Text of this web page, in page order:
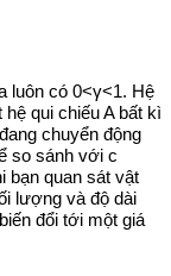
luôn có 0<γ<1. Hệ
qui chiếu A bất kì
chuyển động
so sánh với c
bạn quan sát vật
lượng và độ dài
đổi tới một giá